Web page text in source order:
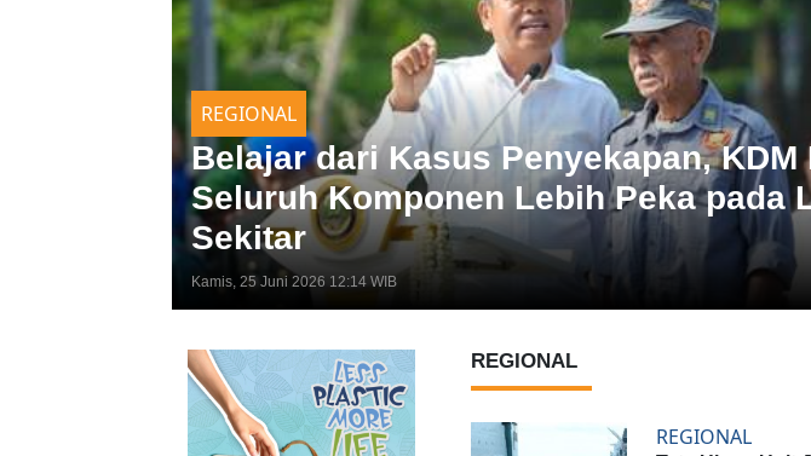
REGIONAL
Belajar dari Kasus Penyekapan, KDM
Seluruh Komponen Lebih Peka pada
Sekitar
Kamis, 25 Juni 2026 12:14 WIB
REGIONAL
REGIONAL